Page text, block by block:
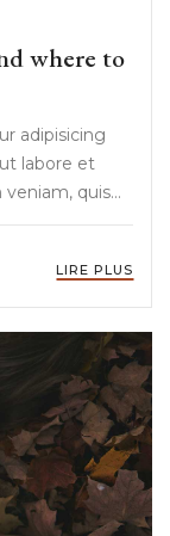
where to
adipisicing
labore et
quis
aliquip ex ea
LIRE PLUS